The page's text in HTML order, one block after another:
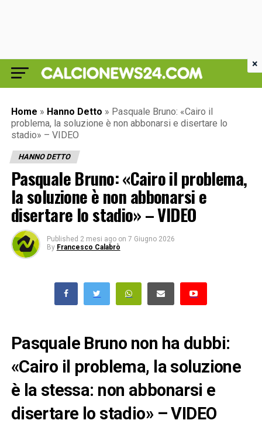
Home » Hanno Detto » Pasquale Bruno: «Cairo il
problema, la soluzione è non abbonarsi e disertare lo
stadio» – VIDEO
HANNO DETTO
Pasquale Bruno: «Cairo il problema,
la soluzione è non abbonarsi e
disertare lo stadio» – VIDEO
Published 2 mesi ago on 7 Giugno 2026
By Francesco Calabrò
Pasquale Bruno non ha dubbi:
«Cairo il problema, la soluzione
è la stessa: non abbonarsi e
disertare lo stadio» – VIDEO
×